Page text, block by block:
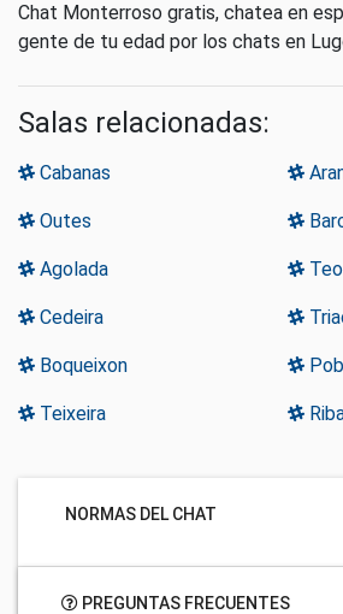
Chat Monterroso gratis, chatea en
gente de tu edad por los chats en
Salas relacionadas:
Cabanas
Outes
Agolada Teo
Cedeira
Boqueixon
Teixeira
NORMAS DEL CHAT
PREGUNTAS FRECUENTES